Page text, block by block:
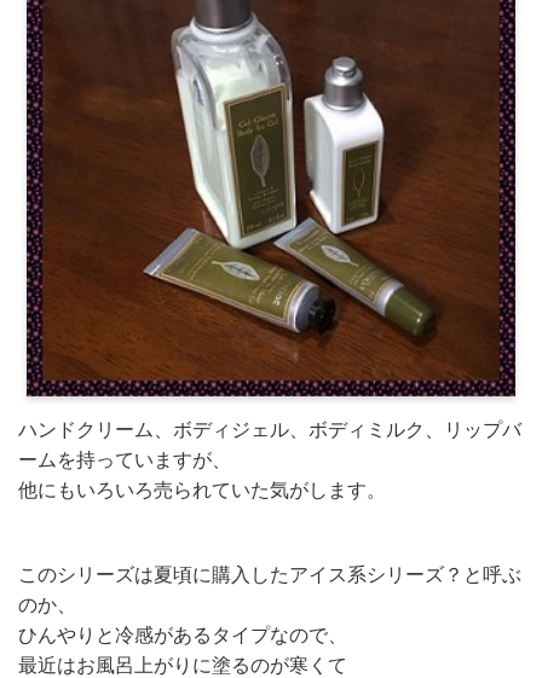
ハンドクリーム、ボディジェル、ボディミルク、リップバ
ームを持っていますが、
他にもいろいろ売られていた気がします。
このシリーズは夏頃に購入したアイス系シリーズ？と呼ぶ
のか、
ひんやりと冷感があるタイプなので、
最近はお風呂上がりに塗るのが寒くて